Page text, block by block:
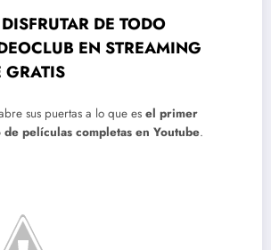
DE TODO
EN STREAMING
GRATIS
sus puertas a lo que es el primer
películas completas en Youtube.